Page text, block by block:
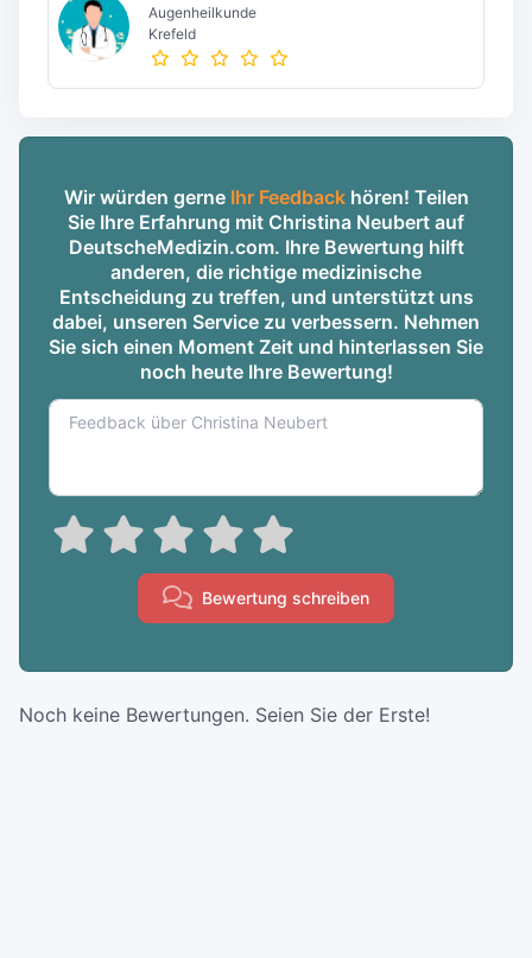
Augenheilkunde
Krefeld
Wir würden gerne Ihr Feedbackhören! Teilen
Sie Ihre Erfahrung mit Christina Neubert auf
DeutscheMedizin.com. Ihre Bewertung hilft
anderen, die richtige medizinische
Entscheidung zu treffen, und unterstützt uns
dabei, unseren Service zu verbessern. Nehmen
Sie sich einen Moment Zeit und hinterlassen Sie
noch heute Ihre Bewertung!
Bewertung schreiben
Noch keine Bewertungen. Seien Sie der Erste!